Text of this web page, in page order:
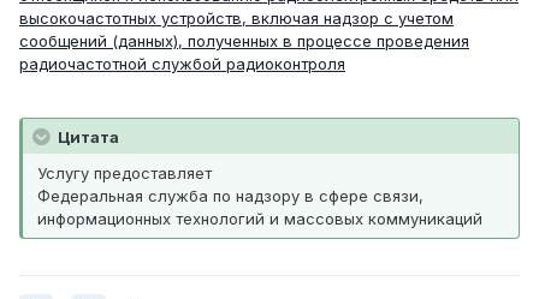
высокочастотных устройств, включая надзор с учетом
сообщений (данных), полученных в процессе проведения
радиочастотной службой радиоконтроля
Цитата
Услугу предоставляет
Федеральная служба по надзору в сфере связи,
информационных технологий и массовых коммуникаций